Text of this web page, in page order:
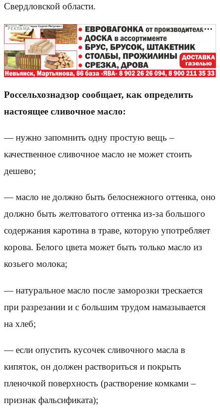
Свердловской области.
РЕКЛАМА
Россельхознадзор сообщает, как определить
настоящее сливочное масло:
— нужно запомнить одну простую вещь –
качественное сливочное масло не может стоить
дешево;
— масло не должно быть белоснежного оттенка, оно
должно быть желтоватого оттенка из-за большого
содержания каротина в траве, которую употребляет
корова. Белого цвета может быть только масло из
козьего молока;
— натуральное масло после заморозки трескается
при разрезании и с большим трудом намазывается
на хлеб;
— если опустить кусочек сливочного масла в
кипяток, он должен раствориться и покрыть
пленочкой поверхность (растворение комками –
признак фальсификата);